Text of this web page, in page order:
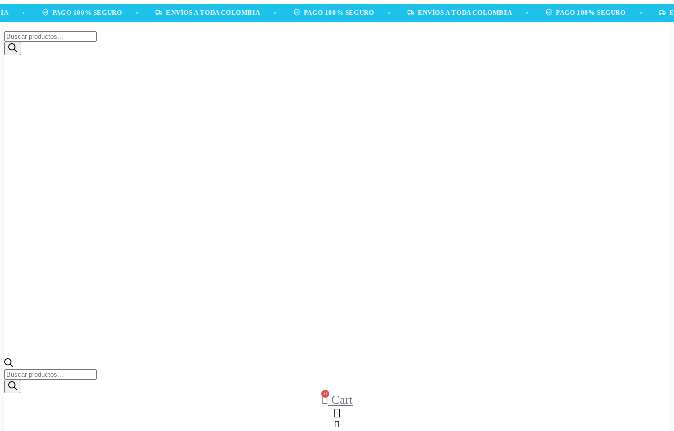
al
PAGO 100% SEGURO • ENVÍOS A TODA COLOMBIA • PAGO 100% SEGURO • ENVÍOS A TODA COLOMBIA • PAGO 100% SEGURO • ENVÍOS
Búsqueda
de
productos
Búsqueda
de
productos
0 Cart